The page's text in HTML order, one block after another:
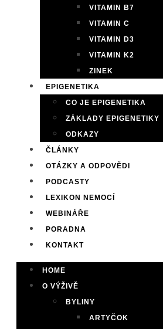
VITAMIN B7
VITAMIN C
VITAMIN D3
VITAMIN K2
ZINEK
EPIGENETIKA
CO JE EPIGENETIKA
ZÁKLADY EPIGENETIKY
ODKAZY
ČLÁNKY
OTÁZKY A ODPOVĚDI
PODCASTY
LEXIKON NEMOCÍ
WEBINÁŘE
PORADNA
KONTAKT
HOME
O VÝŽIVĚ
BYLINY
ARTYČOK